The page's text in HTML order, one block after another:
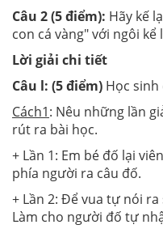
Câu 2 (5 điểm): Hãy kế
con cá vàng" với ngôi
Lời giải chi tiết
Câu l: (5 điểm) Học
Cách1: Nêu những lần
rút ra bài học.
+ Lần 1: Em bé đố lại
phía người ra câu đố.
+ Lần 2: Để vua tự nói
Làm cho người đố tự